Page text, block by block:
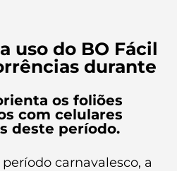
uso do BO Fácil
durante
os foliões
com celulares
deste período.
carnavalesco, a